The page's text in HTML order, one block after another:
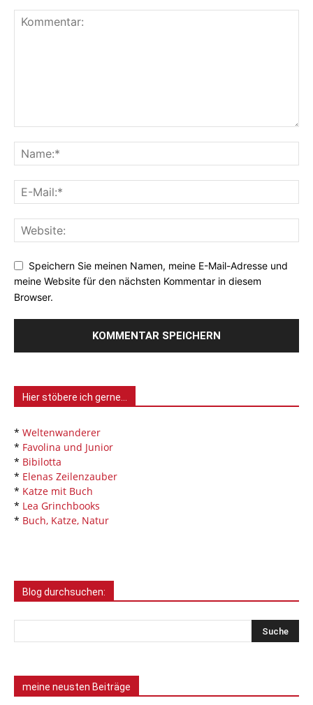
Speichern Sie meinen Namen, meine E-Mail-Adresse und
meine Website für den nächsten Kommentar in diesem
Browser.
Hier stöbere ich gerne…
* Weltenwanderer
* Favolina und Junior
* Bibilotta
* Elenas Zeilenzauber
* Katze mit Buch
* Lea Grinchbooks
* Buch, Katze, Natur
Blog durchsuchen:
meine neusten Beiträge